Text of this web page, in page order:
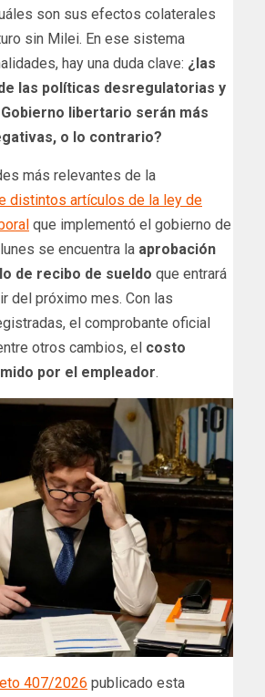
son sus efectos colaterales
sin Milei. En ese sistema
hay una duda clave: ¿las
las políticas desregulatorias y
libertario serán más
o lo contrario?
más relevantes de la
distintos artículos de la ley de
que implementó el gobierno de
se encuentra la aprobación
de recibo de sueldo que entrará
del próximo mes. Con las
el comprobante oficial
otros cambios, el costo
por el empleador.
407/2026 publicado esta